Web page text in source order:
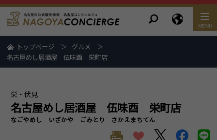
トップページ
グルメ
名古屋めし居酒屋 伍味酉 栄町店
栄・伏見
名古屋めし居酒屋 伍味酉 栄町店
なごやめし いざかや ごみとり さかえまちてん